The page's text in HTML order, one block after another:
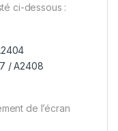
ci-dessous :
/ A2408
de l’écran